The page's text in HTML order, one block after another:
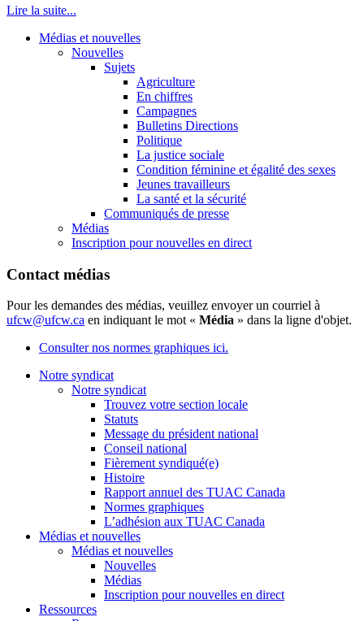
Lire la suite...
Médias et nouvelles
Nouvelles
Sujets
Agriculture
En chiffres
Campagnes
Bulletins Directions
Politique
La justice sociale
Condition féminine et égalité des sexes
Jeunes travailleurs
La santé et la sécurité
Communiqués de presse
Médias
Inscription pour nouvelles en direct
Contact médias
Pour les demandes des médias, veuillez envoyer un courriel à
ufcw@ufcw.ca en indiquant le mot « Média » dans la ligne d'objet.
Consulter nos normes graphiques ici.
Notre syndicat
Notre syndicat
Trouvez votre section locale
Statuts
Message du président national
Conseil national
Fièrement syndiqué(e)
Histoire
Rapport annuel des TUAC Canada
Normes graphiques
L’adhésion aux TUAC Canada
Médias et nouvelles
Médias et nouvelles
Nouvelles
Médias
Inscription pour nouvelles en direct
Ressources